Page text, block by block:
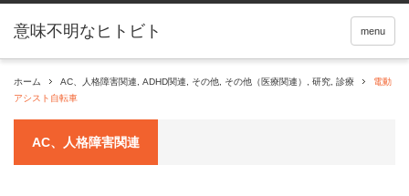
menu
ホーム AC、人格障害関連 ADHD関連 その他 その他（医療関連） 研究 診療
電動
アシスト自転車
AC、人格障害関連